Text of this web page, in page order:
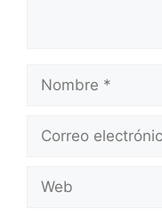
Nombre
Correo
Web